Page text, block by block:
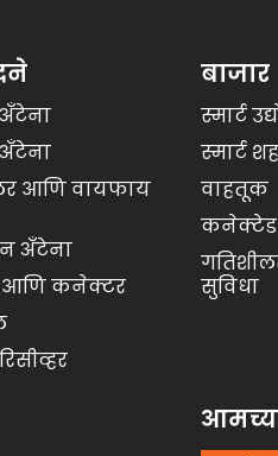
अँटेना
आणि वायफाय
अँटेना
कनेक्टर
बाजार
स्मार्ट
स्मार्ट
वाहतूक
कनेक्टेड
सुविधा